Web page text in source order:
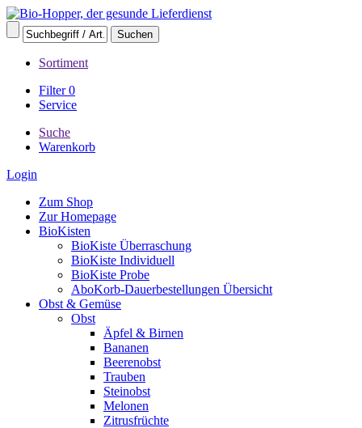
Sortiment
Filter0
Service
Suche
Warenkorb
Login
Zum Shop
Zur Homepage
BioKisten
BioKiste Überraschung
BioKiste Individuell
BioKiste Probe
AboKorb-Dauerbestellungen Übersicht
Obst & Gemüse
Obst
Äpfel & Birnen
Bananen
Beerenobst
Trauben
Steinobst
Melonen
Zitrusfrüchte